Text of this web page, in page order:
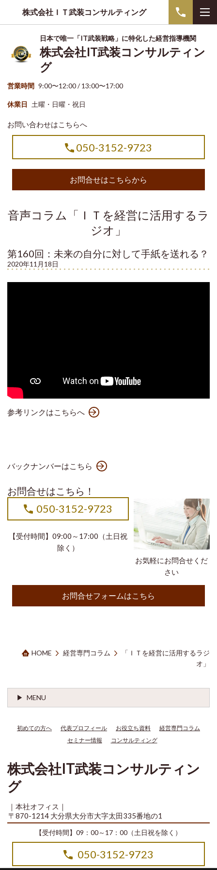
株式会社ＩＴ武装コンサルティング
日本で唯一「IT武装戦略」に特化した経営指導機関
株式会社IT武装コンサルティン
グ
営業時間 9:00〜12:00 / 13:00〜17:00
休業日 土曜・日曜・祝日
お問い合わせはこちらへ
050-3152-9723
お問合せはこちらから
音声コラム「ＩＴを経営に活用するラ
ジオ」
第160回：未来の自分に対して手紙を送れる？
2020年11月18日
参考リンクはこちらへ
バックナンバーはこちら
お問合せはこちら！
お気軽にお問合せくだ
さい
050-3152-9723
【受付時間】09:00～17:00（土日祝
除く）
お問合せフォームはこちら
HOME 経営専門コラム
「ＩＴを経営に活用するラジ
オ」
MENU
初めての方へ 代表プロフィール お役立ち資料
経営専門コラム
セミナー情報
コンサルティング
株式会社IT武装コンサルティン
グ
｜本社オフィス｜
〒870-1214 大分県大分市大字太田335番地の1
【受付時間】09：00～17：00（土日祝を除く）
050-3152-9723